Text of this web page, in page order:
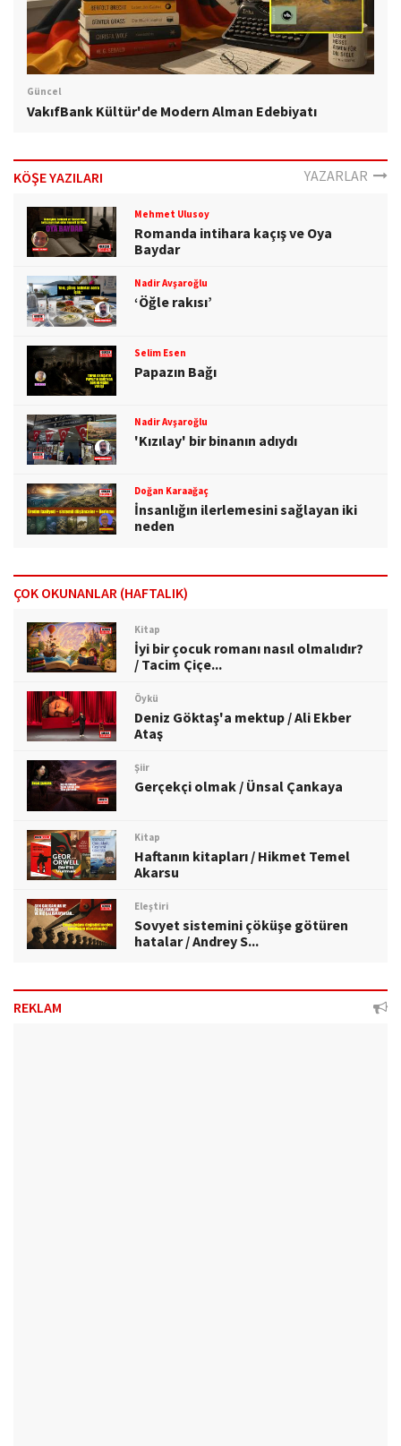
Güncel
VakıfBank Kültür'de Modern Alman Edebiyatı
KÖŞE YAZILARI YAZARLAR
Mehmet Ulusoy
Romanda intihara kaçış ve Oya
Baydar
Nadir Avşaroğlu
‘Öğle rakısı’
Selim Esen
Papazın Bağı
Nadir Avşaroğlu
'Kızılay' bir binanın adıydı
Doğan Karaağaç
İnsanlığın ilerlemesini sağlayan iki
neden
ÇOK OKUNANLAR (HAFTALIK)
Kitap
İyi bir çocuk romanı nasıl olmalıdır?
/ Tacim Çiçe...
Öykü
Deniz Göktaş'a mektup / Ali Ekber
Ataş
Şiir
Gerçekçi olmak / Ünsal Çankaya
Kitap
Haftanın kitapları / Hikmet Temel
Akarsu
Eleştiri
Sovyet sistemini çöküşe götüren
hatalar / Andrey S...
REKLAM